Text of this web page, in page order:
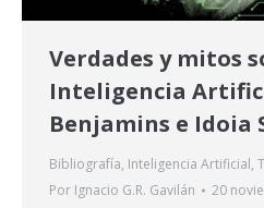
Verdades y mitos
Inteligencia
Benjamins e Idoia
Bibliografía, Inteligencia Artificial,
Por Ignacio G.R. Gavilán 20